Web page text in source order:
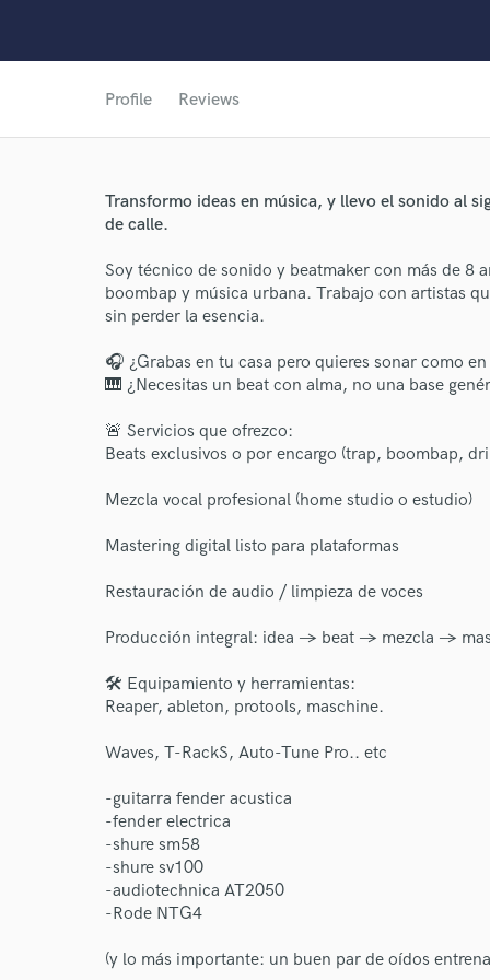
Profile Reviews
Transformo ideas en música, y llevo el sonido al
de calle.
Soy técnico de sonido y beatmaker con más de 8
boombap y música urbana. Trabajo con artistas
sin perder la esencia.
🎧 ¿Grabas en tu casa pero quieres sonar como
🎹 ¿Necesitas un beat con alma, no una base
🚨 Servicios que ofrezco:
Beats exclusivos o por encargo (trap, boombap,
Mezcla vocal profesional (home studio o estudio)
Mastering digital listo para plataformas
Restauración de audio / limpieza de voces
Producción integral: idea → beat → mezcla →
🛠️ Equipamiento y herramientas:
Reaper, ableton, protools, maschine.
Waves, T-RackS, Auto-Tune Pro.. etc
-guitarra fender acustica
-fender electrica
-shure sm58
-shure sv100
-audiotechnica AT2050
-Rode NTG4
(y lo más importante: un buen par de oídos